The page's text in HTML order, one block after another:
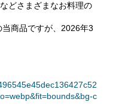
どさまざまなお料理の
商品ですが、2026年3
c